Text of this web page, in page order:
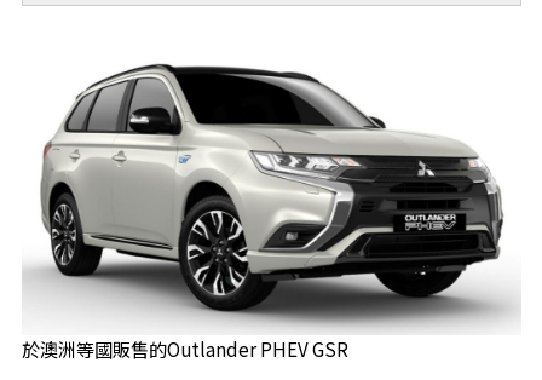
於澳洲等國販售的Outlander PHEV GSR